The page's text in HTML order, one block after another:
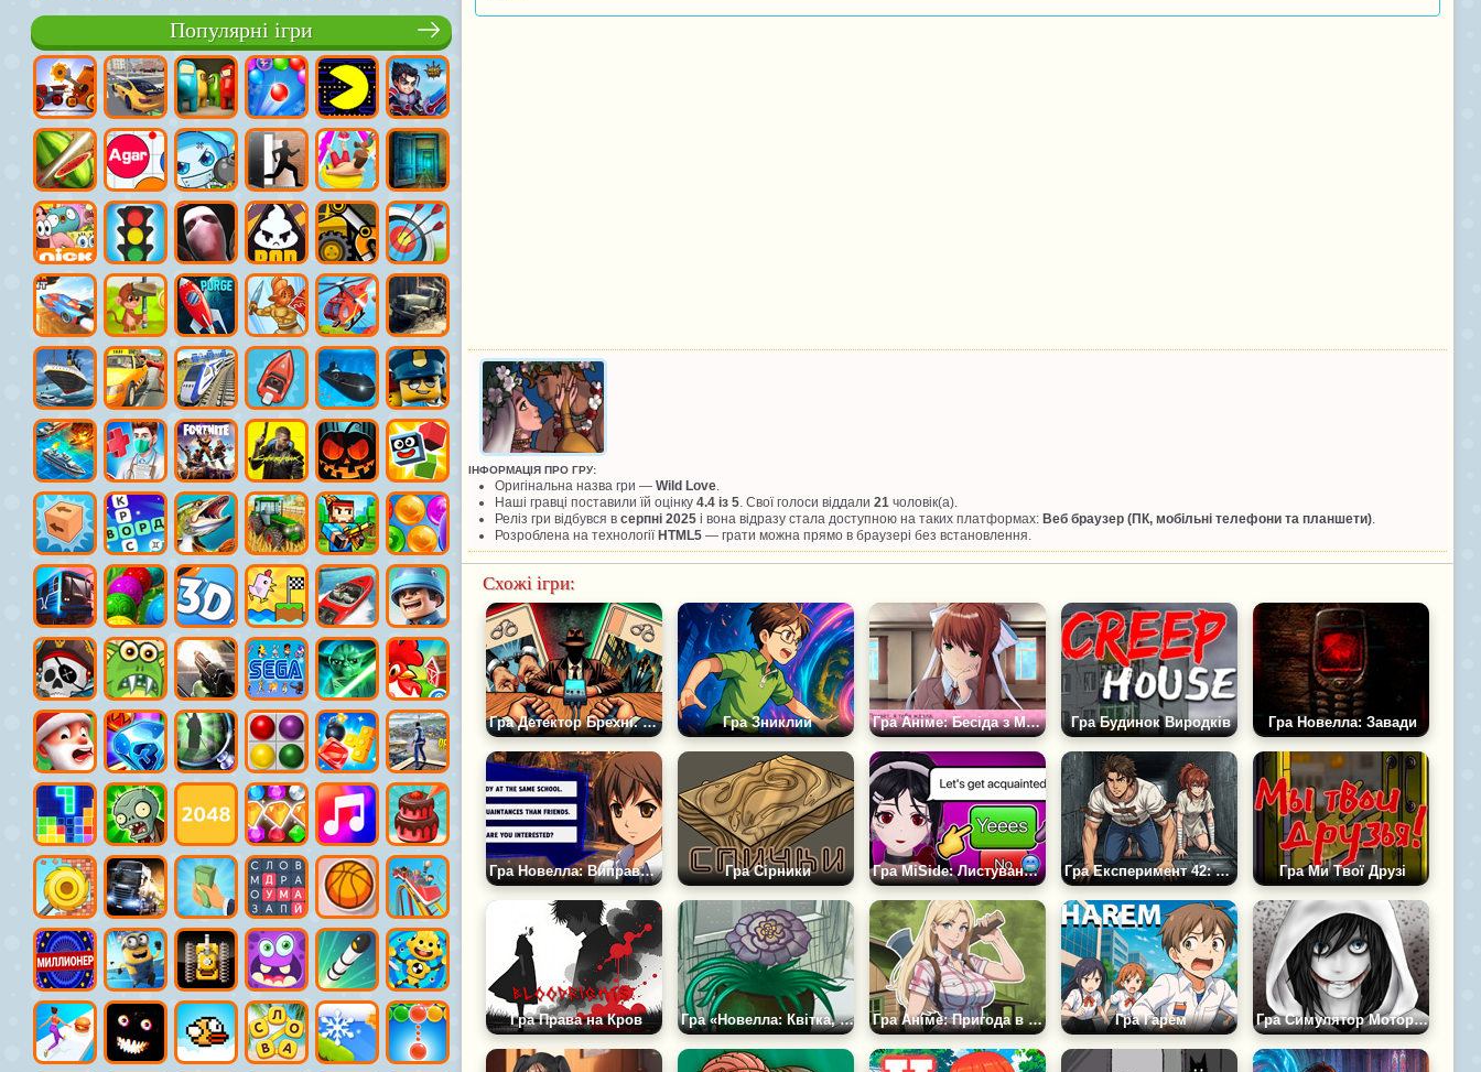
Популярні ігри
ІНФОРМАЦІЯ ПРО ГРУ:
Оригінальна назва гри — Wild Love
Наші гравці поставили їй оцінку 4.4 із 5 . Свої голоси віддали 21 чоловік(а).
Реліз гри відбувся в серпні 2025 і вона відразу стала доступною на таких платформах: Веб браузер (ПК, мобільні телефони та планшети)
Розроблена на технологіїHTML5 — грати можна прямо в браузері без встановлення.
Схожі ігри:
Гра Детектор Брехні. Допит Детектива Гра Зниклий Гра Аніме: Бесіда з Монікою Гра Будинок Виродків Гра Новелла: Завади
Гра Новелла: Виправити Минуле Гра Сірники Гра MiSide: Листування з Мітою Гра Експеримент 42: Втеча Гра Ми Твої Друзі
Гра Права на Кров Гра «Новелла: Квітка, що Розмовляє» Гра Аніме: Пригода в Лісі Гра Гарем Гра Симулятор Моторошних Побачень Від Кріпіпасти